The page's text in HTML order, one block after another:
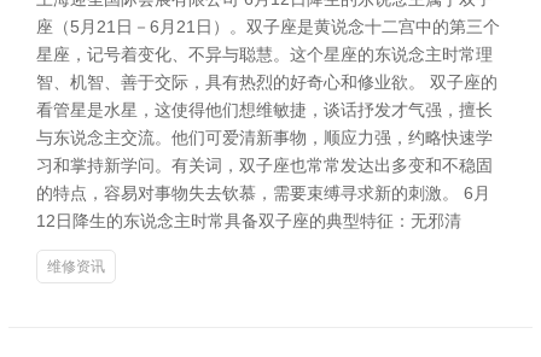
座（5月21日－6月21日）。双子座是黄说念十二宫中的第三个
星座，记号着变化、不异与聪慧。这个星座的东说念主时常理
智、机智、善于交际，具有热烈的好奇心和修业欲。 双子座的
看管星是水星，这使得他们想维敏捷，谈话抒发才气强，擅长
与东说念主交流。他们可爱清新事物，顺应力强，约略快速学
习和掌持新学问。有关词，双子座也常常发达出多变和不稳固
的特点，容易对事物失去钦慕，需要束缚寻求新的刺激。 6月
12日降生的东说念主时常具备双子座的典型特征：无邪清
维修资讯